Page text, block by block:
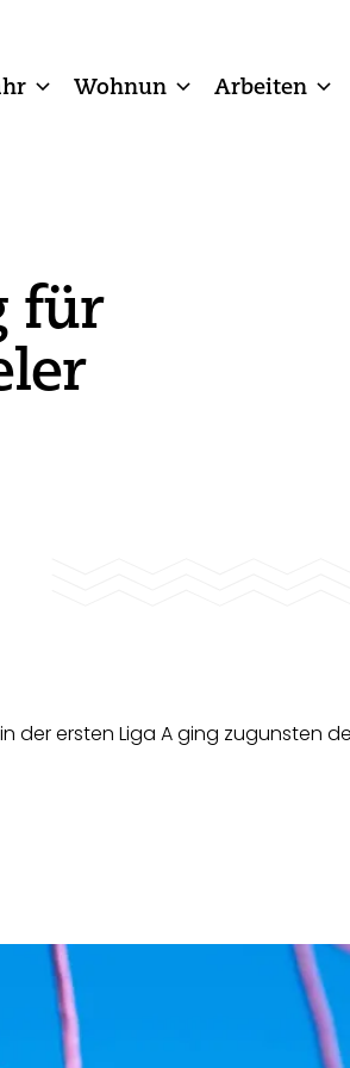
Wohnun Arbeiten
für
der ersten Liga A ging zugunsten